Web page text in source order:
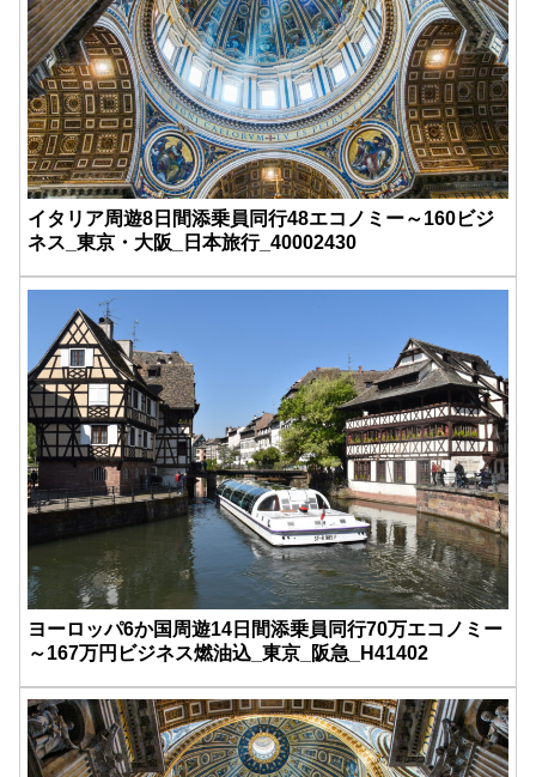
イタリア周遊8日間添乗員同行48エコノミー～160ビジ
ネス_東京・大阪_日本旅行_40002430
ヨーロッパ6か国周遊14日間添乗員同行70万エコノミー
～167万円ビジネス燃油込_東京_阪急_H41402